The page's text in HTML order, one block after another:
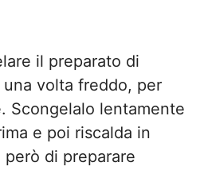
il preparato di
volta freddo, per
Scongelalo lentamente
e poi riscalda in
di preparare